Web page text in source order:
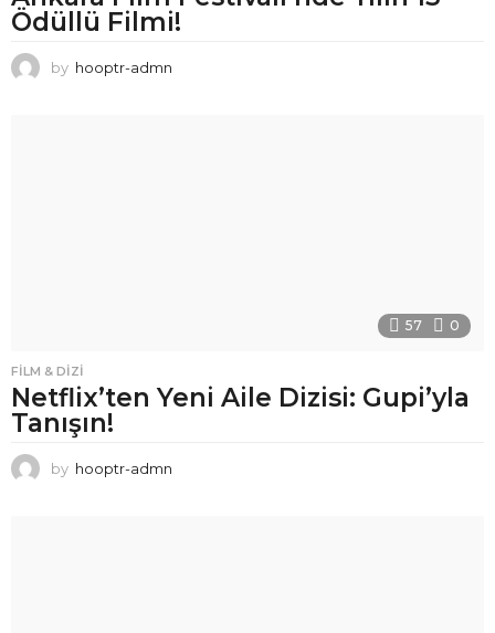
Ödüllü Filmi!
by hooptr-admn
57 0
FILM & DIZI
Netflix’ten Yeni Aile Dizisi: Gupi’yla
Tanışın!
by hooptr-admn